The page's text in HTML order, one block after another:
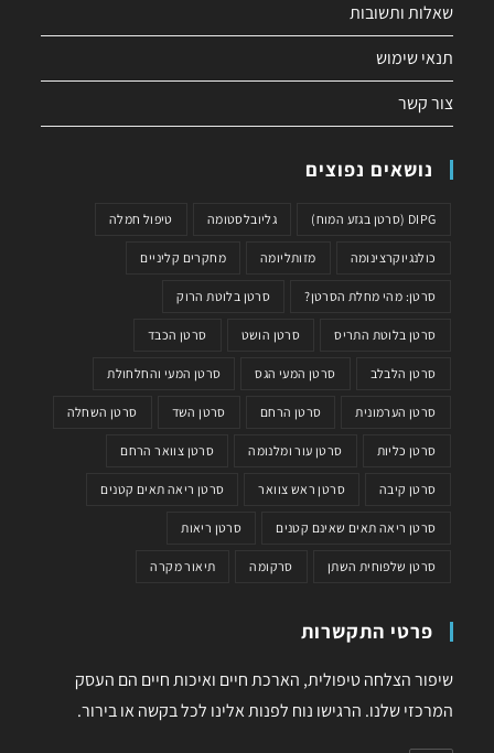
שאלות ותשובות
תנאי שימוש
צור קשר
נושאים נפוצים
DIPG (סרטן בגזע המוח) גליובלסטומה טיפול חמלה
כולנגיוקרצינומה מזותליומה מחקרים קליניים
סרטן: מהי מחלת הסרטן? סרטן בלוטת הרוק
סרטן בלוטת התריס סרטן הושט סרטן הכבד
סרטן הלבלב סרטן המעי הגס סרטן המעי והחלחולת
סרטן הערמונית סרטן הרחם סרטן השד סרטן השחלה
סרטן כליות סרטן עור ומלנומה סרטן צוואר הרחם
סרטן קיבה סרטן ראש צוואר סרטן ריאה תאים קטנים
סרטן ריאה תאים שאינם קטנים סרטן ריאות
סרטן שלפוחית השתן סרקומה תיאור מקרה
פרטי התקשרות
שיפור הצלחה טיפולית, הארכת חיים ואיכות חיים הם העסק
המרכזי שלנו. הרגישו נוח לפנות אלינו לכל בקשה או בירור.